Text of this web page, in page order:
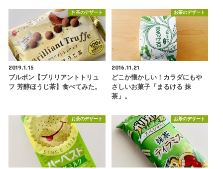
お茶のデザート
2019.1.15
ブルボン【ブリリアントトリュ
フ 芳醇ほうじ茶】食べてみた。
お茶のデザート
2016.11.21
どこか懐かしい！カラダにもや
さしいお菓子「まるける 抹
茶」。
お茶のデザート お茶のデザート